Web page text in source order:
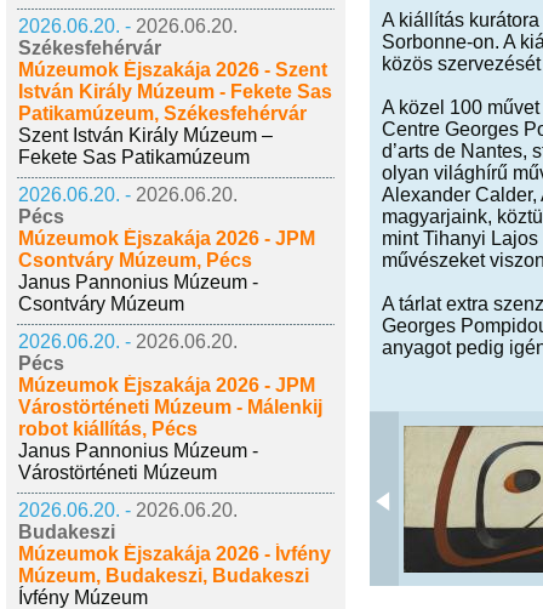
2026.06.20. - 2026.06.20.
Székesfehérvár
Múzeumok Éjszakája 2026 - Szent
István Király Múzeum - Fekete Sas
Patikamúzeum, Székesfehérvár
Szent István Király Múzeum –
Fekete Sas Patikamúzeum
2026.06.20. - 2026.06.20.
Pécs
Múzeumok Éjszakája 2026 - JPM
Csontváry Múzeum, Pécs
Janus Pannonius Múzeum -
Csontváry Múzeum
2026.06.20. - 2026.06.20.
Pécs
Múzeumok Éjszakája 2026 - JPM
Várostörténeti Múzeum - Málenkij
robot kiállítás, Pécs
Janus Pannonius Múzeum -
Várostörténeti Múzeum
2026.06.20. - 2026.06.20.
Budakeszi
Múzeumok Éjszakája 2026 - Ívfény
Múzeum, Budakeszi, Budakeszi
Ívfény Múzeum
A kiállítás
Sorbonne-on. A
közös
A közel 100
Centre Georges
d’arts de Nantes,
olyan világhírű
Alexander Calder,
magyarjaink,
mint Tihanyi
művészeket
A tárlat extra
Georges
anyagot pedig